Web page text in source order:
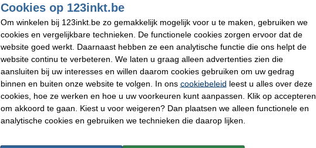
vergroten
€ 37,50
€ 30,99 excl. 21% btw
Direct leverbaar
Morgen in huis
Bestellen
Maximaal 1 per klant
Cookies op 123inkt.be
Om winkelen bij 123inkt.be zo gemakkelijk mogelijk voor u te maken, gebruiken we
cookies en vergelijkbare technieken. De functionele cookies zorgen ervoor dat de
website goed werkt. Daarnaast hebben ze een analytische functie die ons helpt de
website continu te verbeteren. We laten u graag alleen advertenties zien die
aansluiten bij uw interesses en willen daarom cookies gebruiken om uw gedrag
binnen en buiten onze website te volgen. In ons cookiebeleid leest u alles over deze
cookies, hoe ze werken en hoe u uw voorkeuren kunt aanpassen. Klik op accepteren
om akkoord te gaan. Kiest u voor weigeren? Dan plaatsen we alleen functionele en
analytische cookies en gebruiken we technieken die daarop lijken.